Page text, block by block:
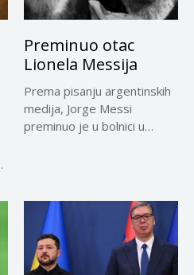
Preminuo otac
Lionela Messija
Prema pisanju argentinskih
medija, Jorge Messi
preminuo je u bolnici u